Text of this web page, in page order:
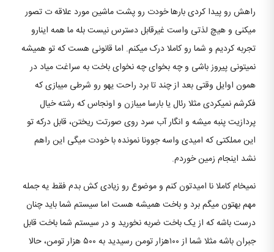
راهش رو پیدا کردی بارها خودت رو پشت ماشین مورد علاقه ت تصور
میکنی و هیچ لذتی واست غیرقابل دسترس نیست بله ما همه اینارو
تجربه کردیم و شما رو کاملا درک میکنم. اما قانونی هست که تو همیشه
نمیتونی پیروز باشی و چه بخوای چه نخوای باخت به سراغت میاد در
همون اوایل وقتی بعد از چند تا برد راحت یهو رو شرطی میبازی که
فکرشم نمیکردی مثلا رئال یا بارسا میبازن و اونجاس که رشته خیال
پردازیت پنبه میشه و انگار آب سرد روی صورتت ریختن، قابل درکه تو
این مملکتی که امیدی واسه جوونا نمونده با خودت میگی این راهم
نشد اینجام زمین خوردم.
نمیخام کاملا نا امیدتون کنم و موضوع رو زیادی کش بدم فقط یه جمله
مهم بهتون میگم برد و باخت همیشه هست اما سیستم شما باید چنان
درست باشه که از یک باخت ضربه نخورید و در سیستم شما باخت قابل
جبران باشه مثلا شما از ۱۰۰هزار تومن رسیدید به ۵۰۰ هزار تومن، حالا